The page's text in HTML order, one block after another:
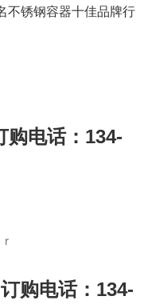
不锈钢容器十佳品牌行
购电话： 134-
r
： 134-